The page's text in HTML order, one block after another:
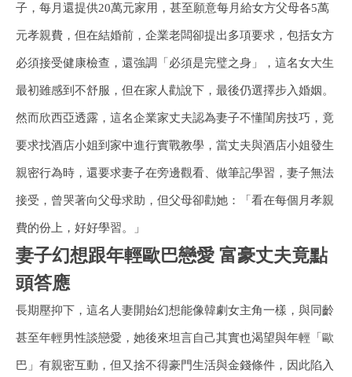
子，每月還提供20萬元家用，甚至願意每月給女方父母各5萬
元孝親費，但在結婚前，企業老闆卻提出多項要求，包括女方
必須接受健康檢查，還強調「必須是完璧之身」，這名女大生
最初雖感到不舒服，但在家人勸說下，最後仍選擇步入婚姻。
然而欣西亞透露，這名企業家丈夫認為妻子不懂閨房技巧，竟
要求找酒店小姐到家中進行實戰教學，當丈夫與酒店小姐發生
親密行為時，還要求妻子在旁邊觀看、做筆記學習，妻子無法
接受，曾哭著向父母求助，但父母卻勸她：「看在每個月孝親
費的份上，好好學習。」
妻子幻想跟年輕歐巴戀愛 富豪丈夫竟點
頭答應
長期壓抑下，這名人妻開始幻想能像韓劇女主角一樣，與同齡
甚至年輕男性談戀愛，她後來坦言自己其實也渴望與年輕「歐
巴」有親密互動，但又捨不得豪門生活與金錢條件，因此陷入